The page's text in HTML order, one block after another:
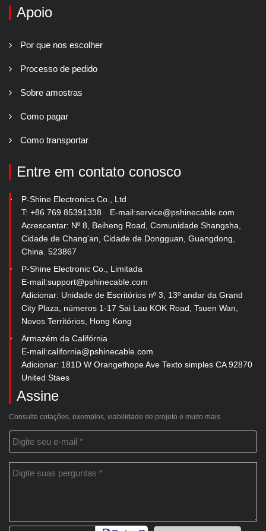
Apoio
Por que nos escolher
Processo de pedido
Sobre amostras
Como pagar
Como transportar
Entre em contato conosco
P-Shine Electronics Co., Ltd
T: +86 769 85391338
E-mail:service@pshinecable.com
Acrescentar: Nº 8, Beiheng Road, Comunidade Shangsha,
Cidade de Chang'an, Cidade de Dongguan, Guangdong,
China. 523867
P-Shine Electronic Co., Limitada
E-mail:support@pshinecable.com
Adicionar: Unidade de Escritórios nº 3, 13º andar da Grand
City Plaza, números 1-17 Sai Lau KOK Road, Tsuen Wan,
Novos Territórios, Hong Kong
Armazém da Califórnia
E-mail:california@pshinecable.com
Adicionar: 181D W Orangethope Ave Texto simples CA 92870
United Staes
Assine
Consulte cotações, exemplos, viabilidade de projeto e muito mais